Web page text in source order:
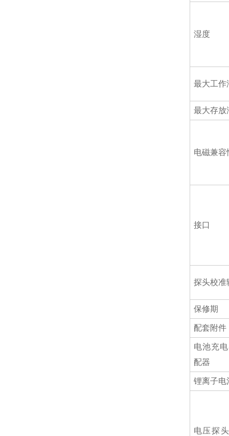
湿度
最大工作
最大存放
电磁兼容
接口
探头校准
保修期
配套附件
电池充
配器
锂离子电
电压探